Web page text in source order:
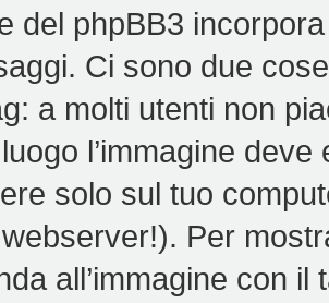
del phpBB3
Ci sono due
a molti utenti non
l’immagine
solo sul tuo
Per
all’immagine con il